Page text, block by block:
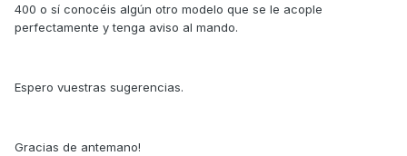
400 o sí conocéis algún otro modelo que se le acople
perfectamente y tenga aviso al mando.
Espero vuestras sugerencias.
Gracias de antemano!